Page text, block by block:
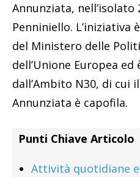
Annunziata, nell’isolato
Penniniello. L’iniziativa
del Ministero delle
dell’Unione Europea ed
dall’Ambito N30, di cui
Annunziata è capofila.
Punti Chiave Articolo
Attività quotidiane